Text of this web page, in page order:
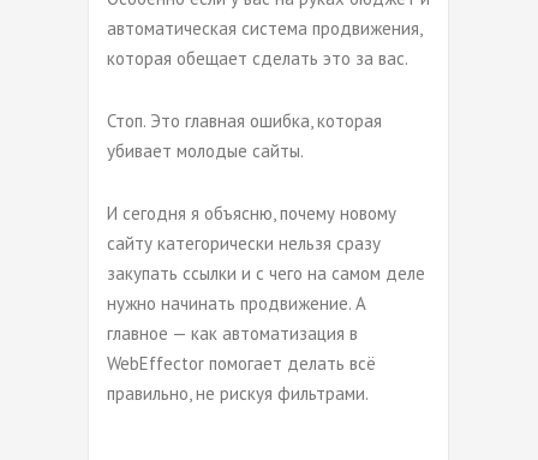
автоматическая система продвижения,
которая обещает сделать это за вас.
Стоп. Это главная ошибка, которая
убивает молодые сайты.
И сегодня я объясню, почему новому
сайту категорически нельзя сразу
закупать ссылки и с чего на самом деле
нужно начинать продвижение. А
главное — как автоматизация в
WebEffector помогает делать всё
правильно, не рискуя фильтрами.